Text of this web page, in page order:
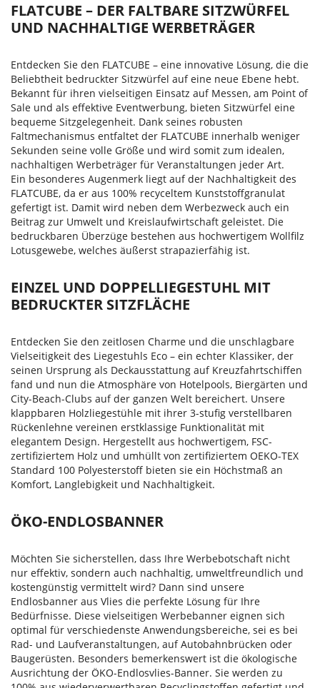
FLATCUBE – DER FALTBARE SITZWÜRFEL
UND NACHHALTIGE WERBETRÄGER
Entdecken Sie den FLATCUBE – eine innovative Lösung, die die
Beliebtheit bedruckter Sitzwürfel auf eine neue Ebene hebt.
Bekannt für ihren vielseitigen Einsatz auf Messen, am Point of
Sale und als effektive Eventwerbung, bieten Sitzwürfel eine
bequeme Sitzgelegenheit. Dank seines robusten
Faltmechanismus entfaltet der FLATCUBE innerhalb weniger
Sekunden seine volle Größe und wird somit zum idealen,
nachhaltigen Werbeträger für Veranstaltungen jeder Art.
Ein besonderes Augenmerk liegt auf der Nachhaltigkeit des
FLATCUBE, da er aus 100% recyceltem Kunststoffgranulat
gefertigt ist. Damit wird neben dem Werbezweck auch ein
Beitrag zur Umwelt und Kreislaufwirtschaft geleistet. Die
bedruckbaren Überzüge bestehen aus hochwertigem Wollfilz
Lotusgewebe, welches äußerst strapazierfähig ist.
EINZEL UND DOPPELLIEGESTUHL MIT
BEDRUCKTER SITZFLÄCHE
Entdecken Sie den zeitlosen Charme und die unschlagbare
Vielseitigkeit des Liegestuhls Eco – ein echter Klassiker, der
seinen Ursprung als Deckausstattung auf Kreuzfahrtschiffen
fand und nun die Atmosphäre von Hotelpools, Biergärten und
City-Beach-Clubs auf der ganzen Welt bereichert. Unsere
klappbaren Holzliegestühle mit ihrer 3-stufig verstellbaren
Rückenlehne vereinen erstklassige Funktionalität mit
elegantem Design. Hergestellt aus hochwertigem, FSC-
zertifiziertem Holz und umhüllt von zertifiziertem OEKO-TEX
Standard 100 Polyesterstoff bieten sie ein Höchstmaß an
Komfort, Langlebigkeit und Nachhaltigkeit.
ÖKO-ENDLOSBANNER
Möchten Sie sicherstellen, dass Ihre Werbebotschaft nicht
nur effektiv, sondern auch nachhaltig, umweltfreundlich und
kostengünstig vermittelt wird? Dann sind unsere
Endlosbanner aus Vlies die perfekte Lösung für Ihre
Bedürfnisse. Diese vielseitigen Werbebanner eignen sich
optimal für verschiedenste Anwendungsbereiche, sei es bei
Rad- und Laufveranstaltungen, auf Autobahnbrücken oder
Baugerüsten. Besonders bemerkenswert ist die ökologische
Ausrichtung der ÖKO-Endlosvlies-Banner. Sie werden zu